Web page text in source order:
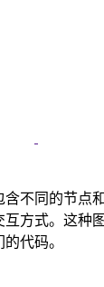
不同的节点
方式。这种
代码。